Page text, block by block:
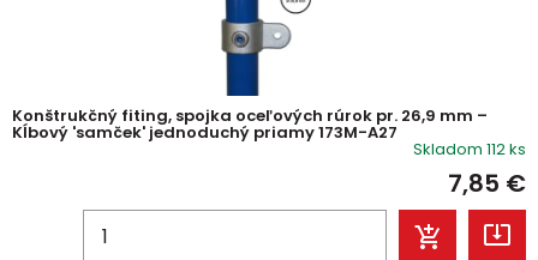
Konštrukčný fiting, spojka oceľových rúrok pr. 26,9 mm –
Kĺbový 'samček' jednoduchý priamy 173M-A27
Skladom 112 ks
7,85 €